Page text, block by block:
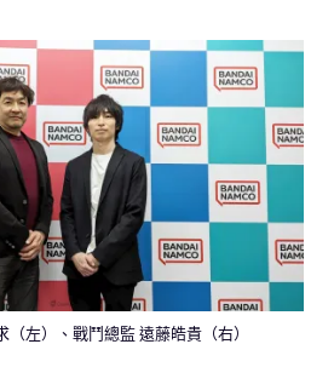
左）、戰鬥總監 遠藤皓貴（右）